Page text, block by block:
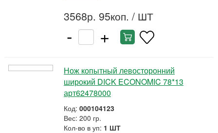
3568р. 95коп. / ШТ
- +
Нож копытный левосторонний
широкий DICK ECONOMIC 78*13
арт62478000
Код: 000104123
Вес: 200 гр.
Кол-во в уп: 1 ШТ